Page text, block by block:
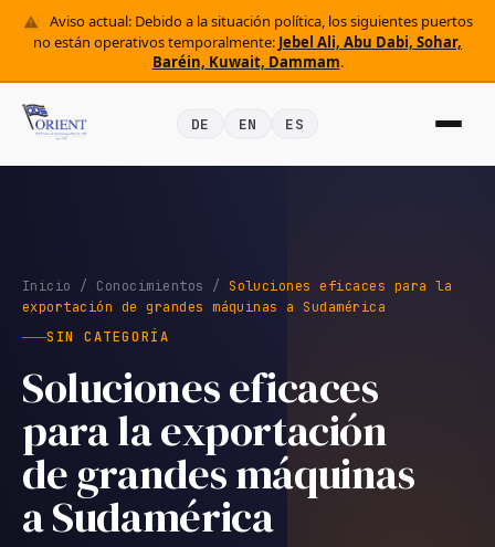
Aviso actual: Debido a la situación política, los siguientes puertos
no están operativos temporalmente: Jebel Ali, Abu Dabi, Sohar,
Baréin, Kuwait, Dammam.
DE EN ES
Inicio / Conocimientos / Soluciones eficaces para la
exportación de grandes máquinas a Sudamérica
SIN CATEGORÍA
Soluciones eficaces
para la exportación
de grandes máquinas
a Sudamérica